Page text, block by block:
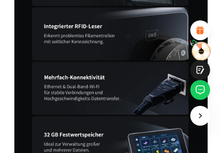
Attraktives visuelles Design
Suitable Product Recommendations
Reichhaltiges Inhalt
Schnelle Seitenladung